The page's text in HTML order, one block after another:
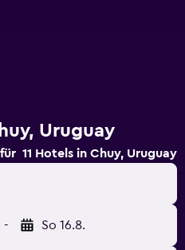
Uruguay
11 Hotels in Chuy, Uruguay
- So 16.8.